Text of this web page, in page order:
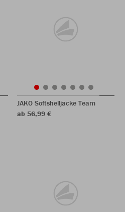
JAKO Softshelljacke Team
ab 56,99 €